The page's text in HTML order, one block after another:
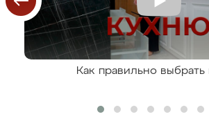
Как правильно выбрать